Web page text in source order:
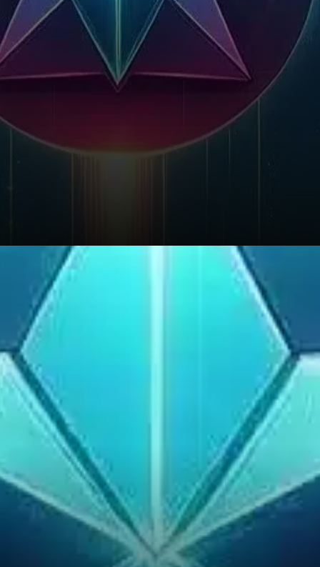
Historiquement, XLM a
souvent suivi l'action des prix
de Ripple (XRP). Les deux
pièces partagent des
similitudes, notamment dans
leur fonction de faciliter les
paiements…